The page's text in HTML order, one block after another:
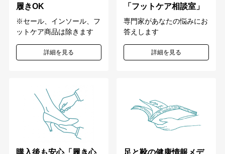
履きOK
※セール、インソール、フ
ットケア商品は除きます
詳細を見る
「フットケア相談室」
専門家があなたの悩みにお
答えします
詳細を見る
購入後も安心「履き心
足と靴の健康情報メデ